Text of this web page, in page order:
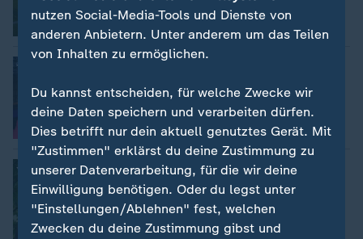
USA: "Europäer wollen überzeugen"
Video2:49
Ukraine: "Europa muss erwachsen
werden"
Video5:11
nutzen Social-Media-Tools und Dienste von
anderen Anbietern. Unter anderem um das Teilen
von Inhalten zu ermöglichen.
Du kannst entscheiden, für welche Zwecke wir
deine Daten speichern und verarbeiten dürfen.
Dies betrifft nur dein aktuell genutztes Gerät. Mit
"Zustimmen" erklärst du deine Zustimmung zu
unserer Datenverarbeitung, für die wir deine
Einwilligung benötigen. Oder du legst unter
"Einstellungen/Ablehnen" fest, welchen
Zwecken du deine Zustimmung gibst und